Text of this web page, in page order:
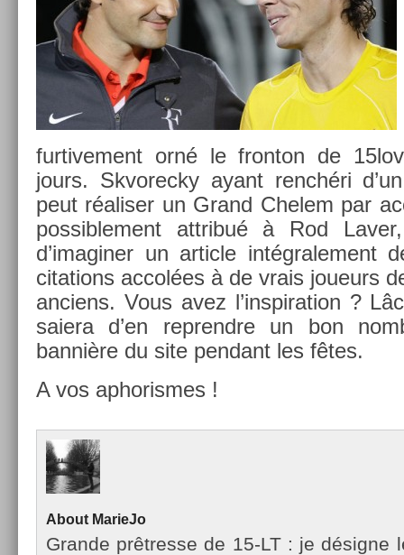
fur­tive­ment orné le fron­ton de
jours. Skvorec­ky ayant renchéri
peut réalis­er un Grand Chelem par
pos­sible­ment attribué à Rod
d’imagin­er un ar­ticle in­tégrale­ment
cita­tions accolées à de vrais joueurs
an­ciens. Vous avez l’inspira­tion ?
saiera d’en re­prendre un bon
bannière du site pen­dant les fêtes.
A vos ap­horis­mes !
About MarieJo
Gran­de prêtres­se de 15-LT : je désigne